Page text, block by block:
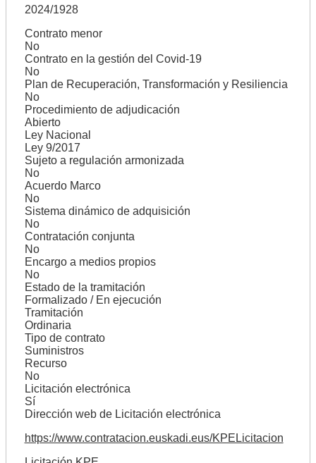
2024/1928
Contrato menor
No
Contrato en la gestión del Covid-19
No
Plan de Recuperación, Transformación y Resiliencia
No
Procedimiento de adjudicación
Abierto
Ley Nacional
Ley 9/2017
Sujeto a regulación armonizada
No
Acuerdo Marco
No
Sistema dinámico de adquisición
No
Contratación conjunta
No
Encargo a medios propios
No
Estado de la tramitación
Formalizado / En ejecución
Tramitación
Ordinaria
Tipo de contrato
Suministros
Recurso
No
Licitación electrónica
Sí
Dirección web de Licitación electrónica
https://www.contratacion.euskadi.eus/KPELicitacion